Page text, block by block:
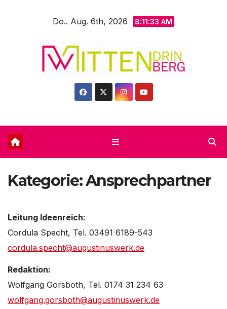
Do.. Aug. 6th, 2026 8:11:35 AM
Kategorie:Ansprechpartner
Leitung Ideenreich:
Cordula Specht, Tel. 03491 6189-543
cordula.specht@augustinuswerk.de
Redaktion:
Wolfgang Gorsboth, Tel. 0174 31 234 63
wolfgang.gorsboth@augustinuswerk.de